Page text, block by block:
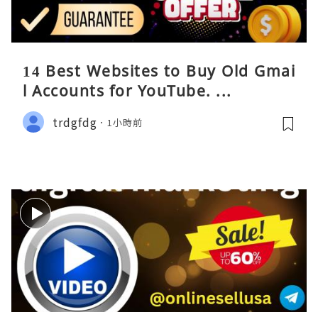
14 Best Websites to Buy Old Gmai
l Accounts for YouTube. ...
trdgfdg 1小時前